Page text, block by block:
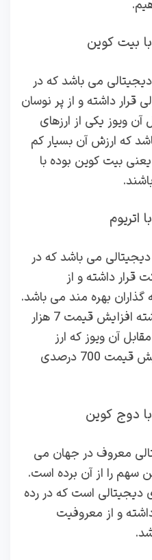
بیت کوین
دیجیتالی می باشد که در
قرار داشته و از پر نوسان
آن ویوز یکی از ارزهای
که ارزش آن بسیار کم
یعنی بیت کوین بوده با
اتریوم
دیجیتالی می باشد که در
قرار داشته و از
بهره مند می باشد.
اتریوم در مقایسه با سال گذشته افزایش قیمت 7 هزار
آن ویوز که ارز
شناخته شده ای نیست افزایش قیمت 700 درصدی
دوج کوین
معروف در جهان می
سهم را از آن برده است.
دیجیتالی است که در رده
و از معروفیت